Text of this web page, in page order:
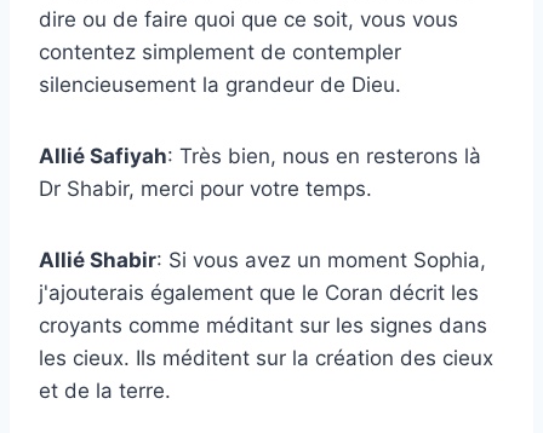
dire ou de faire quoi que ce soit, vous vous
contentez simplement de contempler
silencieusement la grandeur de Dieu.
Allié Safiyah: Très bien, nous en resterons là
Dr Shabir, merci pour votre temps.
Allié Shabir: Si vous avez un moment Sophia,
j'ajouterais également que le Coran décrit les
croyants comme méditant sur les signes dans
les cieux. Ils méditent sur la création des cieux
et de la terre.